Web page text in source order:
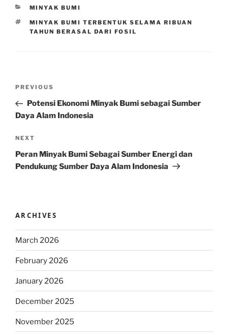
CATEGORIES
MINYAK BUMI
TAGS
MINYAK BUMI TERBENTUK SELAMA RIBUAN
TAHUN BERASAL DARI FOSIL
Previous
Post
PREVIOUS
Potensi Ekonomi Minyak Bumi sebagai Sumber
Daya Alam Indonesia
Next
Post
NEXT
Peran Minyak Bumi Sebagai Sumber Energi dan
Pendukung Sumber Daya Alam Indonesia
ARCHIVES
March 2026
February 2026
January 2026
December 2025
November 2025